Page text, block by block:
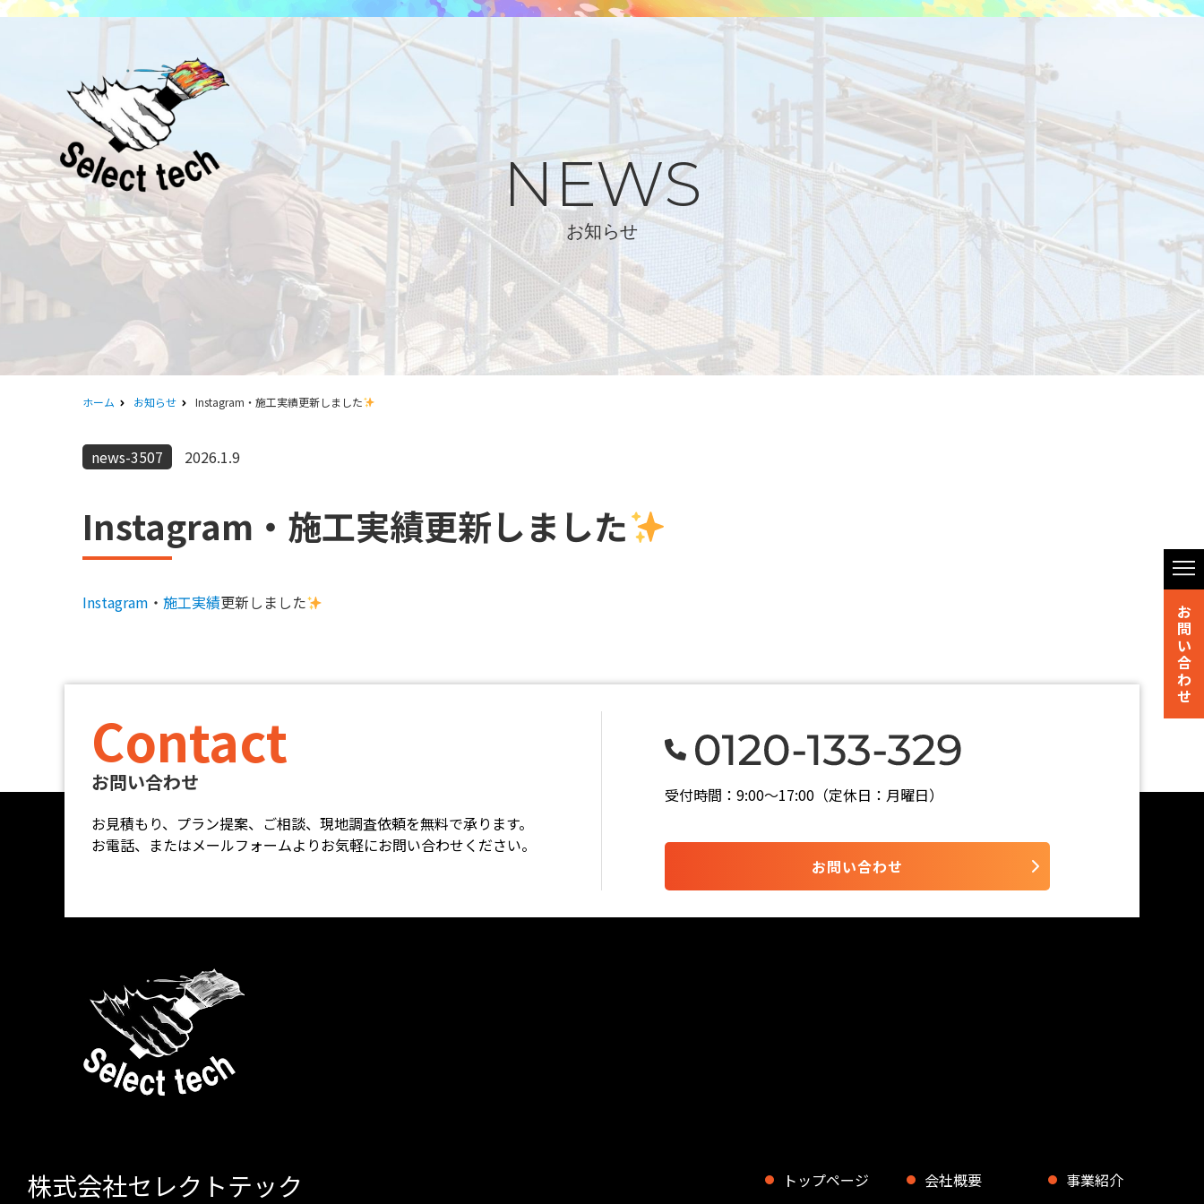
NEWS
お知らせ
ホーム お知らせ Instagram・施工実績更新しました
news-3507 2026.1.9
Instagram・施工実績更新しました
Instagram ・ 施工実績更新しました お
問
い
合
わ
せ
Contact
お問い合わせ
お見積もり、プラン提案、ご相談、現地調査依頼を無料で承ります。
お電話、またはメールフォームよりお気軽にお問い合わせください。
受付時間：9:00〜17:00（定休日：月曜日）
お問い合わせ
株式会社セレクトテック トップページ 会社概要 事業紹介